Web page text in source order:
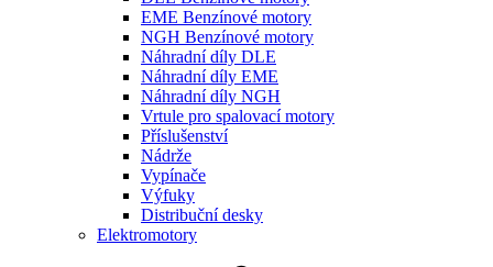
EME Benzínové motory
NGH Benzínové motory
Náhradní díly DLE
Náhradní díly EME
Náhradní díly NGH
Vrtule pro spalovací motory
Příslušenství
Nádrže
Vypínače
Výfuky
Distribuční desky
Elektromotory